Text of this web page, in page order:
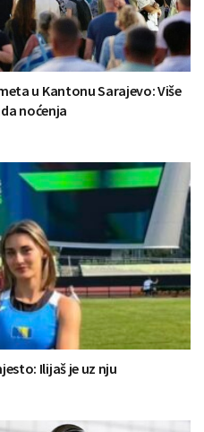
u Kantonu Sarajevo: Više
noćenja
Ilijaš je uz nju